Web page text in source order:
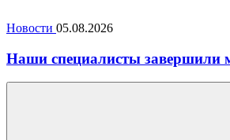
Новости 05.08.2026
Наши специалисты завершили